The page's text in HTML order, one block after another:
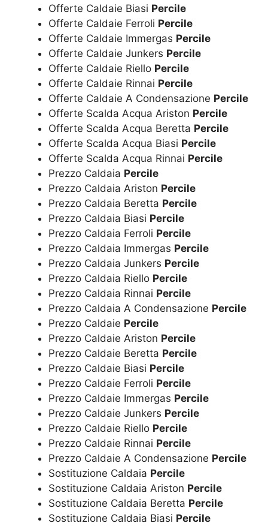
Offerte Caldaie Biasi Percile
Offerte Caldaie Ferroli Percile
Offerte Caldaie Immergas Percile
Offerte Caldaie Junkers Percile
Offerte Caldaie Riello Percile
Offerte Caldaie Rinnai Percile
Offerte Caldaie A Condensazione Percile
Offerte Scalda Acqua Ariston Percile
Offerte Scalda Acqua Beretta Percile
Offerte Scalda Acqua Biasi Percile
Offerte Scalda Acqua Rinnai Percile
Prezzo Caldaia Percile
Prezzo Caldaia Ariston Percile
Prezzo Caldaia Beretta Percile
Prezzo Caldaia Biasi Percile
Prezzo Caldaia Ferroli Percile
Prezzo Caldaia Immergas Percile
Prezzo Caldaia Junkers Percile
Prezzo Caldaia Riello Percile
Prezzo Caldaia Rinnai Percile
Prezzo Caldaia A Condensazione Percile
Prezzo Caldaie Percile
Prezzo Caldaie Ariston Percile
Prezzo Caldaie Beretta Percile
Prezzo Caldaie Biasi Percile
Prezzo Caldaie Ferroli Percile
Prezzo Caldaie Immergas Percile
Prezzo Caldaie Junkers Percile
Prezzo Caldaie Riello Percile
Prezzo Caldaie Rinnai Percile
Prezzo Caldaie A Condensazione Percile
Sostituzione Caldaia Percile
Sostituzione Caldaia Ariston Percile
Sostituzione Caldaia Beretta Percile
Sostituzione Caldaia Biasi Percile